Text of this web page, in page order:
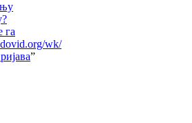
га
wk/
”